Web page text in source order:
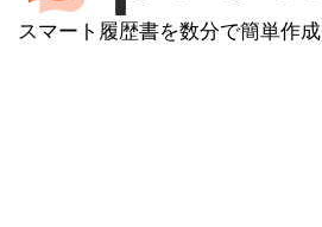
スマート履歴書を数分で簡単作成